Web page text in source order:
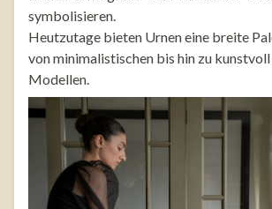
symbolisieren.
Heutzutage bieten Urnen eine breite
von minimalistischen bis hin zu
Modellen.